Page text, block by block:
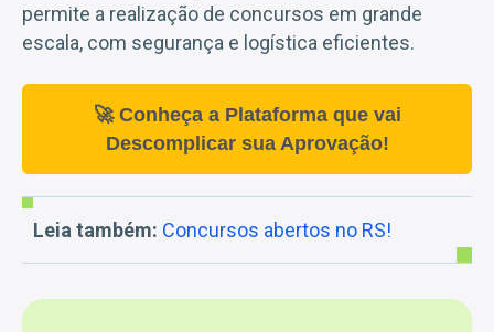
permite a realização de concursos em grande
escala, com segurança e logística eficientes.
🚀 Conheça a Plataforma que vai
Descomplicar sua Aprovação!
Leia também: Concursos abertos no RS!